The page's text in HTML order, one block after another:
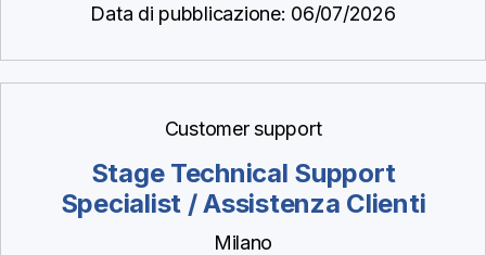
Data di pubblicazione: 06/07/2026
Customer support
Stage Technical Support
Specialist / Assistenza Clienti
Milano